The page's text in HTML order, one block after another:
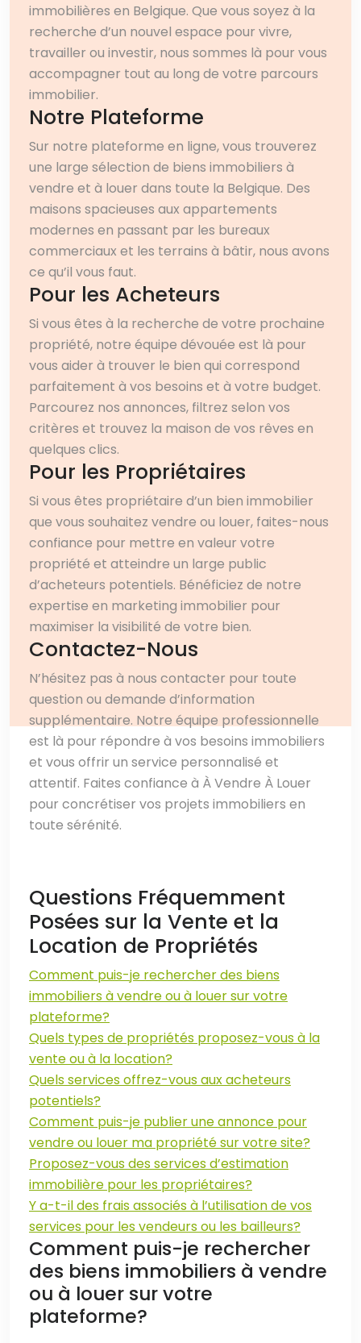
immobilières en Belgique. Que vous soyez à la
recherche d’un nouvel espace pour vivre,
travailler ou investir, nous sommes là pour vous
accompagner tout au long de votre parcours
immobilier.
Notre Plateforme
Sur notre plateforme en ligne, vous trouverez
une large sélection de biens immobiliers à
vendre et à louer dans toute la Belgique. Des
maisons spacieuses aux appartements
modernes en passant par les bureaux
commerciaux et les terrains à bâtir, nous avons
ce qu’il vous faut.
Pour les Acheteurs
Si vous êtes à la recherche de votre prochaine
propriété, notre équipe dévouée est là pour
vous aider à trouver le bien qui correspond
parfaitement à vos besoins et à votre budget.
Parcourez nos annonces, filtrez selon vos
critères et trouvez la maison de vos rêves en
quelques clics.
Pour les Propriétaires
Si vous êtes propriétaire d’un bien immobilier
que vous souhaitez vendre ou louer, faites-nous
confiance pour mettre en valeur votre
propriété et atteindre un large public
d’acheteurs potentiels. Bénéficiez de notre
expertise en marketing immobilier pour
maximiser la visibilité de votre bien.
Contactez-Nous
N’hésitez pas à nous contacter pour toute
question ou demande d’information
supplémentaire. Notre équipe professionnelle
est là pour répondre à vos besoins immobiliers
et vous offrir un service personnalisé et
attentif. Faites confiance à À Vendre À Louer
pour concrétiser vos projets immobiliers en
toute sérénité.
Questions Fréquemment
Posées sur la Vente et la
Location de Propriétés
Comment puis-je rechercher des biens
immobiliers à vendre ou à louer sur votre
plateforme?
Quels types de propriétés proposez-vous à la
vente ou à la location?
Quels services offrez-vous aux acheteurs
potentiels?
Comment puis-je publier une annonce pour
vendre ou louer ma propriété sur votre site?
Proposez-vous des services d’estimation
immobilière pour les propriétaires?
Y a-t-il des frais associés à l’utilisation de vos
services pour les vendeurs ou les bailleurs?
Comment puis-je rechercher
des biens immobiliers à vendre
ou à louer sur votre
plateforme?